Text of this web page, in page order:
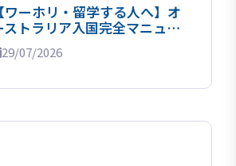
【ワーホリ・留学する人へ】オ
ストラリア入国完全マニュア
29/07/2026